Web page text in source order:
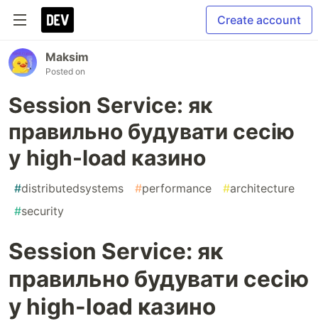
Create account
Maksim
Posted on
Session Service: як
правильно будувати сесію
у high-load казино
#distributedsystems #performance #architecture
#security
Session Service: як
правильно будувати сесію
у high-load казино